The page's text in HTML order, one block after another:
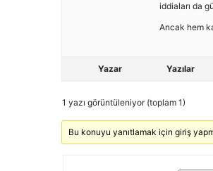
iddiaları da
Ancak hem
Yazar Yazılar
1 yazı görüntüleniyor (toplam 1)
Bu konuyu yanıtlamak için giriş